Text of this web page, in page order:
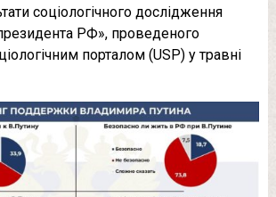
соціологічного дослідження
РФ», проведеного
порталом (USP) у травні